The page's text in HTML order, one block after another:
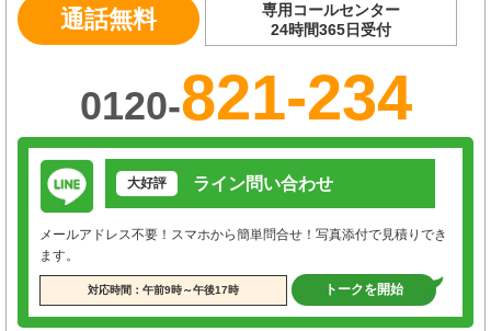
通話無料
専用コールセンター
24時間365日受付
0120-821-234
大好評 ライン問い合わせ
メールアドレス不要！スマホから簡単問合せ！写真添付で見積りでき
ます。
対応時間：午前9時～午後17時 トークを開始